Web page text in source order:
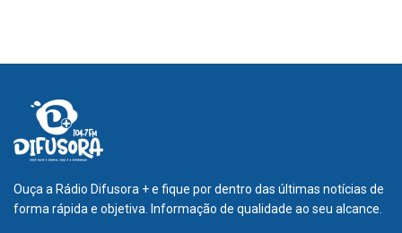
Ouça a Rádio Difusora + e fique por dentro das últimas notícias de
forma rápida e objetiva. Informação de qualidade ao seu alcance.